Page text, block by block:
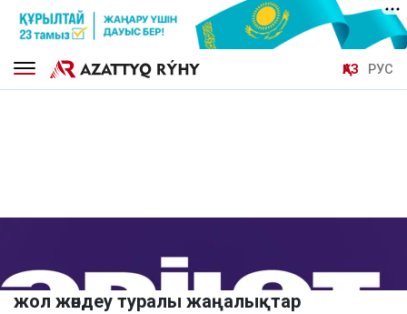
ҚАЗ РУС
жол жөндеу туралы жаңалықтар